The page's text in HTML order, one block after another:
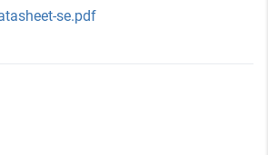
se.pdf